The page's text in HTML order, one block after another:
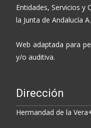
Entidades, Servicios y
la Junta de Andalucía
Web adaptada para
y/o auditiva.
Dirección
Hermandad de la